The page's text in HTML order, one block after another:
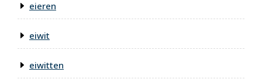
eieren
eiwit
eiwitten